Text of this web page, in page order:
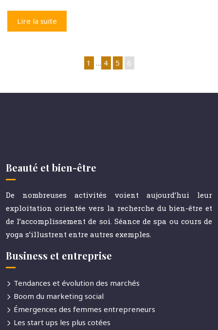
Lire la suite
1 … 4 5 6
Beauté et bien-être
De nombreuses activités voient aujourd’hui leur
exploitation orientée vers la recherche du bien-être et
de l’accomplissement de soi. Séance de spa ou cours de
yoga s’illustrent entre autres exemples.
Business et entreprise
Tendances et évolution des marchés
Boom du marketing social
Émergences des femmes entrepreneurs
Les start ups les plus cotées